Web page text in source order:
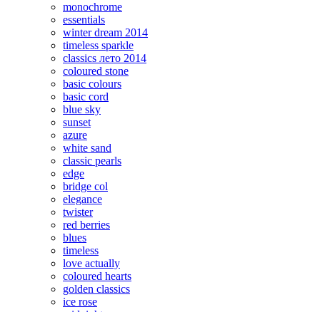
monochrome
essentials
winter dream 2014
timeless sparkle
classics лето 2014
coloured stone
basic colours
basic cord
blue sky
sunset
azure
white sand
classic pearls
edge
bridge col
elegance
twister
red berries
blues
timeless
love actually
coloured hearts
golden classics
ice rose